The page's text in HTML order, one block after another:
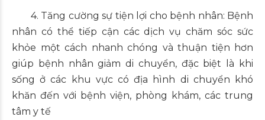
4. Tăng cường sự tiện lợi cho bệnh nhân: Bệnh
nhân có thể tiếp cận các dịch vụ chăm sóc sức
khỏe một cách nhanh chóng và thuận tiện hơn
giúp bệnh nhân giảm di chuyển, đặc biệt là khi
sống ở các khu vực có địa hình di chuyển khó
khăn đến với bệnh viện, phòng khám, các trung
tâm y tế